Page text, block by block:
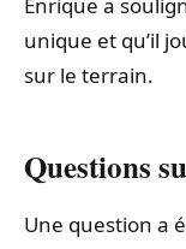
unique et qu’il
sur le terrain.
Questions
Une question a